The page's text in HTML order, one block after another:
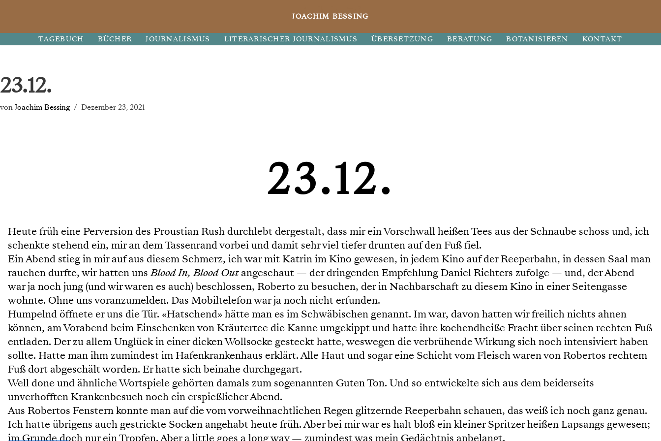
JOACHIM BESSING
TAGEBUCH BÜCHER JOURNALISMUS LITERARISCHER JOURNALISMUS ÜBERSETZUNG BERATUNG BOTANISIEREN KONTAKT
23.12.
vonJoachim Bessing Dezember 23, 2021
23.12.
Heute früh eine Perversion des Proustian Rush durchlebt dergestalt, dass mir ein Vorschwall heißen Tees aus der Schnaube schoss und, ich
schenkte stehend ein, mir an dem Tassenrand vorbei und damit sehr viel tiefer drunten auf den Fuß fiel.
Ein Abend stieg in mir auf aus diesem Schmerz, ich war mit Katrin im Kino gewesen, in jedem Kino auf der Reeperbahn, in dessen Saal man
rauchen durfte, wir hatten unsBlood In, Blood Outangeschaut — der dringenden Empfehlung Daniel Richters zufolge — und, der Abend
war ja noch jung (und wir waren es auch) beschlossen, Roberto zu besuchen, der in Nachbarschaft zu diesem Kino in einer Seitengasse
wohnte. Ohne uns voranzumelden. Das Mobiltelefon war ja noch nicht erfunden.
Humpelnd öffnete er uns die Tür. «Hatschend» hätte man es im Schwäbischen genannt. Im war, davon hatten wir freilich nichts ahnen
können, am Vorabend beim Einschenken von Kräutertee die Kanne umgekippt und hatte ihre kochendheiße Fracht über seinen rechten Fuß
entladen. Der zu allem Unglück in einer dicken Wollsocke gesteckt hatte, weswegen die verbrühende Wirkung sich noch intensiviert haben
sollte. Hatte man ihm zumindest im Hafenkrankenhaus erklärt. Alle Haut und sogar eine Schicht vom Fleisch waren von Robertos rechtem
Fuß dort abgeschält worden. Er hatte sich beinahe durchgegart.
Well done und ähnliche Wortspiele gehörten damals zum sogenannten Guten Ton. Und so entwickelte sich aus dem beiderseits
unverhofften Krankenbesuch noch ein erspießlicher Abend.
Aus Robertos Fenstern konnte man auf die vom vorweihnachtlichen Regen glitzernde Reeperbahn schauen, das weiß ich noch ganz genau.
Ich hatte übrigens auch gestrickte Socken angehabt heute früh. Aber bei mir war es halt bloß ein kleiner Spritzer heißen Lapsangs gewesen;
im Grunde doch nur ein Tropfen. Aber a little goes a long way — zumindest was mein Gedächtnis anbelangt.